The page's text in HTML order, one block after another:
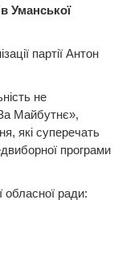
Уманської
партії Антон
не
Майбутнє»,
які суперечать
програми
обласної ради: